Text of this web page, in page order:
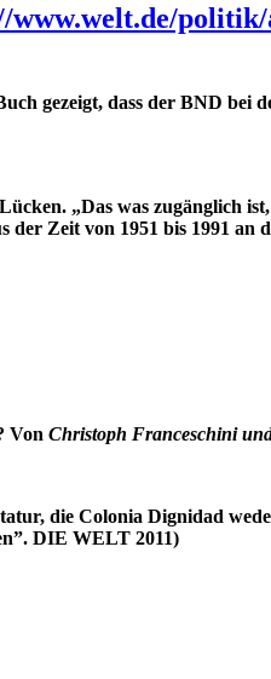
www.welt.de/
gezeigt, dass der BND bei
„Das was zugänglich
Zeit von 1951 bis 1991 an
Von Christoph Franceschini
die Colonia Dignidad
DIE WELT 2011)